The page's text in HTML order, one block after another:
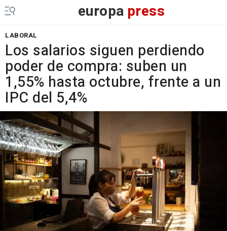
europa press
LABORAL
Los salarios siguen perdiendo
poder de compra: suben un
1,55% hasta octubre, frente a un
IPC del 5,4%